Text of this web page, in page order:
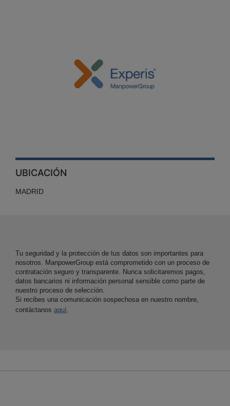
UBICACIÓN
MADRID
Tu seguridad y la protección de tus datos son importantes para
nosotros. ManpowerGroup está comprometido con un proceso de
contratación seguro y transparente. Nunca solicitaremos pagos,
datos bancarios ni información personal sensible como parte de
nuestro proceso de selección.
Si recibes una comunicación sospechosa en nuestro nombre,
contáctanos aquí.